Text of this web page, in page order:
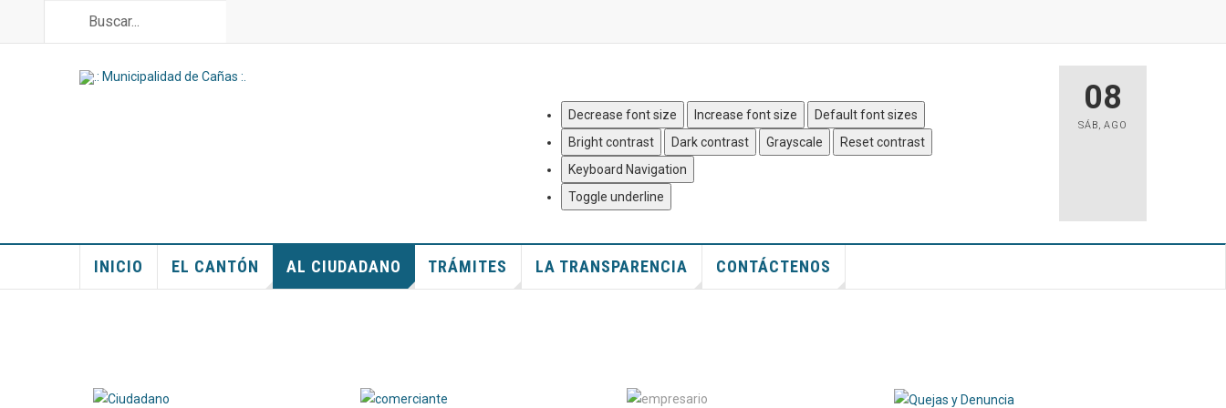
Decrease font size Increase font size
Default font sizes
Bright contrast
Dark contrast Grayscale
Reset contrast
Keyboard Navigation
Toggle underline
08
SÁB, AGO
INICIO EL CANTÓN AL CIUDADANO TRÁMITES LA TRANSPARENCIA CONTÁCTENOS